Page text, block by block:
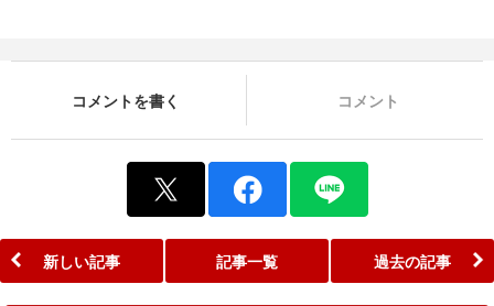
コメントを書く コメント
新しい記事 記事一覧 過去の記事